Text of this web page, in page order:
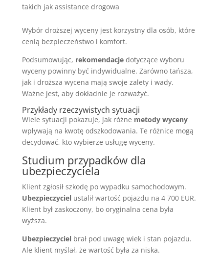
takich jak assistance drogowa
Wybór droższej wyceny jest korzystny dla osób, które
cenią bezpieczeństwo i komfort.
Podsumowując, rekomendacjedotyczące wyboru
wyceny powinny być indywidualne. Zarówno tańsza,
jak i droższa wycena mają swoje zalety i wady.
Ważne jest, aby dokładnie je rozważyć.
Przykłady rzeczywistych sytuacji
Wiele sytuacji pokazuje, jak różne metody wyceny
wpływają na kwotę odszkodowania. Te różnice mogą
decydować, kto wybierze usługę wyceny.
Studium przypadków dla
ubezpieczyciela
Klient zgłosił szkodę po wypadku samochodowym.
Ubezpieczycielustalił wartość pojazdu na 4 700 EUR.
Klient był zaskoczony, bo oryginalna cena była
wyższa.
Ubezpieczycielbrał pod uwagę wiek i stan pojazdu.
Ale klient myślał, że wartość była za niska.